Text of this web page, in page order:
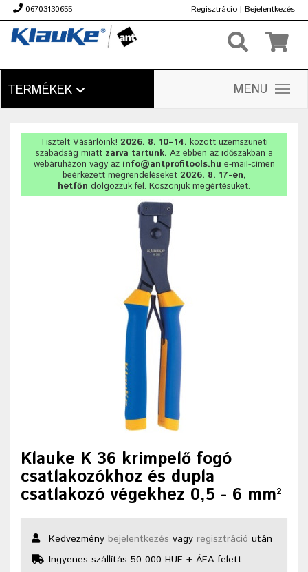
06703130655 Regisztrácio | Bejelentkezés
TERMÉKEK MENU
Tisztelt Vásárlóink! 2026. 8. 10–14. között üzemszüneti
szabadság miatt zárva tartunk. Az ebben az időszakban a
webáruházon vagy az info@antprofitools.hu e-mail-címen
beérkezett megrendeléseket 2026. 8. 17-én,
hétfőn dolgozzuk fel. Köszönjük megértésüket.
Klauke K 36 krimpelő fogó
csatlakozókhoz és dupla
csatlakozó végekhez 0,5 - 6 mm²
Kedvezmény bejelentkezés vagy regisztráció után
Ingyenes szállítás 50 000 HUF + ÁFA felett